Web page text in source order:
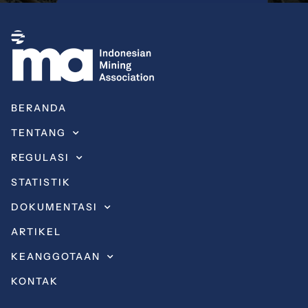
BERANDA
TENTANG
REGULASI
STATISTIK
DOKUMENTASI
ARTIKEL
KEANGGOTAAN
KONTAK